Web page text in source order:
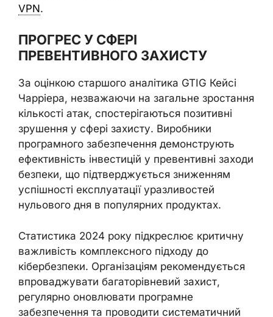
VPN.
ПРОГРЕС У СФЕРІ
ПРЕВЕНТИВНОГО ЗАХИСТУ
За оцінкою старшого аналітика GTIG Кейсі
Чарріера, незважаючи на загальне зростання
кількості атак, спостерігаються позитивні
зрушення у сфері захисту. Виробники
програмного забезпечення демонструють
ефективність інвестицій у превентивні заходи
безпеки, що підтверджується зниженням
успішності експлуатації уразливостей
нульового дня в популярних продуктах.
Статистика 2024 року підкреслює критичну
важливість комплексного підходу до
кібербезпеки. Організаціям рекомендується
впроваджувати багаторівневий захист,
регулярно оновлювати програмне
забезпечення та проводити систематичний